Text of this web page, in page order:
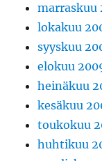
marraskuu
lokakuu
syyskuu
elokuu
heinäkuu
kesäkuu
toukokuu
huhtikuu